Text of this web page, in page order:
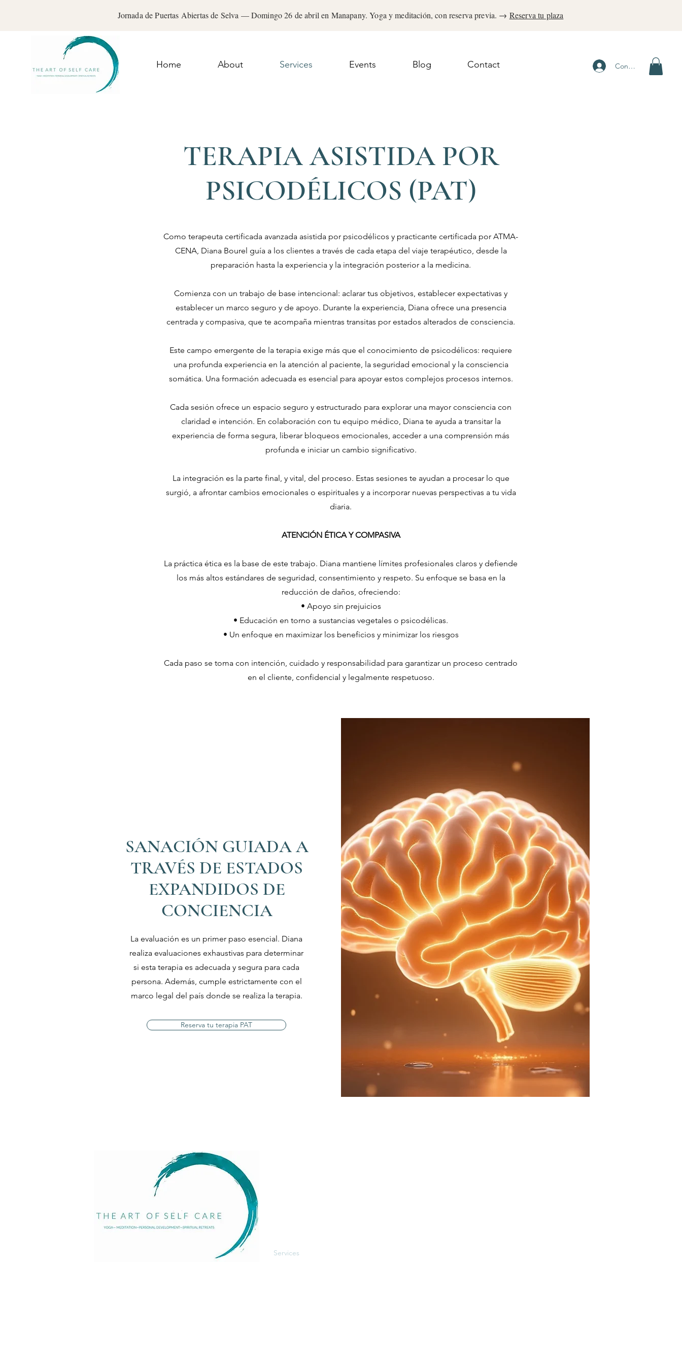
Jornada de Puertas Abiertas de Selva — Domingo 26 de abril en Manapany. Yoga y meditación, con reserva previa. → Reserva tu plaza
Home About Services Events Blog Contact Connexion
TERAPIA ASISTIDA POR
PSICODÉLICOS (PAT)
Como terapeuta certificada avanzada asistida por psicodélicos y practicante certificada por ATMA-
CENA, Diana Bourel guía a los clientes a través de cada etapa del viaje terapéutico, desde la
preparación hasta la experiencia y la integración posterior a la medicina.
Comienza con un trabajo de base intencional: aclarar tus objetivos, establecer expectativas y
establecer un marco seguro y de apoyo. Durante la experiencia, Diana ofrece una presencia
centrada y compasiva, que te acompaña mientras transitas por estados alterados de consciencia.
Este campo emergente de la terapia exige más que el conocimiento de psicodélicos: requiere
una profunda experiencia en la atención al paciente, la seguridad emocional y la consciencia
somática. Una formación adecuada es esencial para apoyar estos complejos procesos internos.
Cada sesión ofrece un espacio seguro y estructurado para explorar una mayor consciencia con
claridad e intención. En colaboración con tu equipo médico, Diana te ayuda a transitar la
experiencia de forma segura, liberar bloqueos emocionales, acceder a una comprensión más
profunda e iniciar un cambio significativo.
La integración es la parte final, y vital, del proceso. Estas sesiones te ayudan a procesar lo que
surgió, a afrontar cambios emocionales o espirituales y a incorporar nuevas perspectivas a tu vida
diaria.
ATENCIÓN ÉTICA Y COMPASIVA
La práctica ética es la base de este trabajo. Diana mantiene límites profesionales claros y defiende
los más altos estándares de seguridad, consentimiento y respeto. Su enfoque se basa en la
reducción de daños, ofreciendo:
• Apoyo sin prejuicios
• Educación en torno a sustancias vegetales o psicodélicas.
• Un enfoque en maximizar los beneficios y minimizar los riesgos
Cada paso se toma con intención, cuidado y responsabilidad para garantizar un proceso centrado
en el cliente, confidencial y legalmente respetuoso.
SANACIÓN GUIADA A
TRAVÉS DE ESTADOS
EXPANDIDOS DE
CONCIENCIA
La evaluación es un primer paso esencial. Diana
realiza evaluaciones exhaustivas para determinar
si esta terapia es adecuada y segura para cada
persona. Además, cumple estrictamente con el
marco legal del país donde se realiza la terapia.
Reserva tu terapia PAT
Services